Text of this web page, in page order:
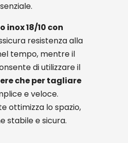
inox 18/10 con
resistenza alla
tempo, mentre il
di utilizzare il
che per tagliare
e veloce.
ottimizza lo spazio,
stabile e sicura.